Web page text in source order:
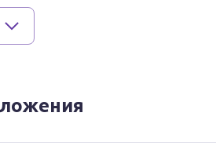
группа:
группа: